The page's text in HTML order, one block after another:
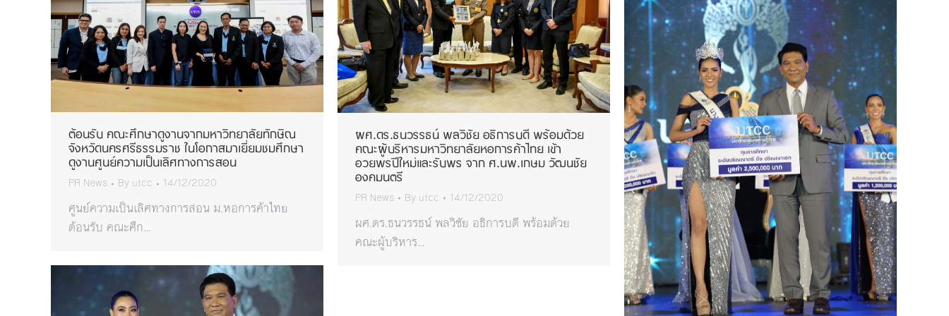
ต้อนรับ คณะศึกษาดูงานจากมหาวิทยาลัยทักษิณ
จังหวัดนครศรีธรรมราช ในโอกาสมาเยี่ยมชมศึกษา
ดูงานศูนย์ความเป็นเลิศทางการสอน
PR News By utcc 14/12/2020
ศูนย์ความเป็นเลิศทางการสอน ม.หอการค้าไทย
ต้อนรับ คณะศึก…
ผศ.ดร.ธนวรรธน์ พลวิชัย อธิการบดี พร้อมด้วย
คณะผู้บริหารมหาวิทยาลัยหอการค้าไทย เข้า
อวยพรปีใหม่และรับพร จาก ศ.นพ.เกษม วัฒนชัย
องคมนตรี
PR News By utcc 14/12/2020
ผศ.ดร.ธนวรรธน์ พลวิชัย อธิการบดี พร้อมด้วย
คณะผู้บริหาร…